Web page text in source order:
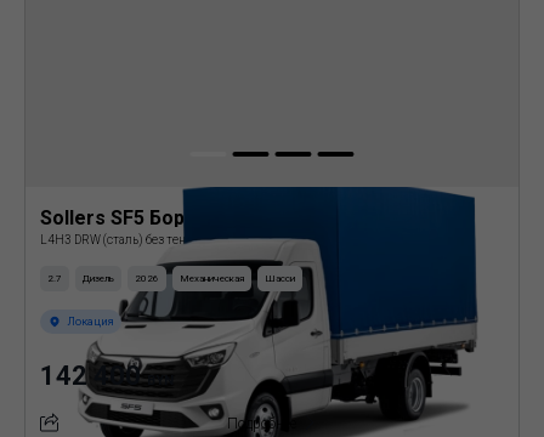
Sollers SF5 Бортовая платформа с тентом
L4H3 DRW (сталь) без тента
2.7 Дизель 2026 Механическая Шасси
Локация
142 400 BYN
Подробнее